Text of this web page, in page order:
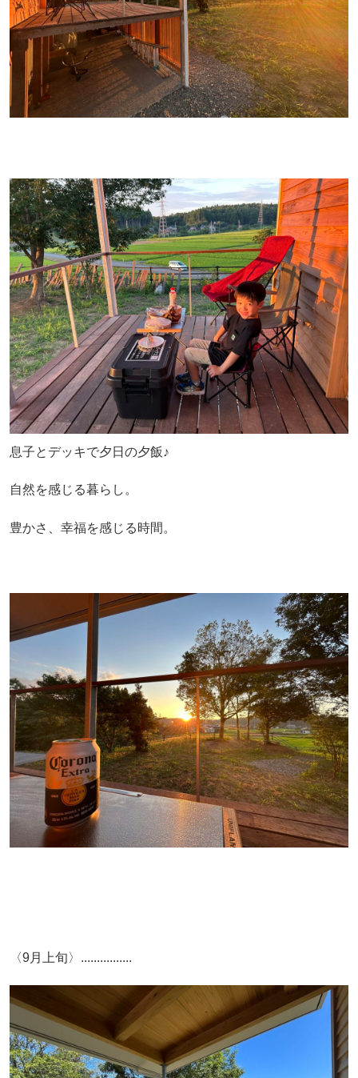
息子とデッキで夕日の夕飯♪
自然を感じる暮らし。
豊かさ、幸福を感じる時間。
〈9月上旬〉................